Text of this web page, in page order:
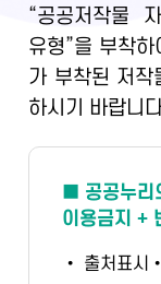
“공공저작물
유형”을 부착
가 부착된 저작
하시기 바랍니
■ 공공누리
이용금지 +
• 출처표시